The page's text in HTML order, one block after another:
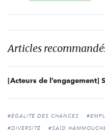
Articles
#ÉGALITÉ DES CHANCES
#DIVERSITÉ
#SAÏD